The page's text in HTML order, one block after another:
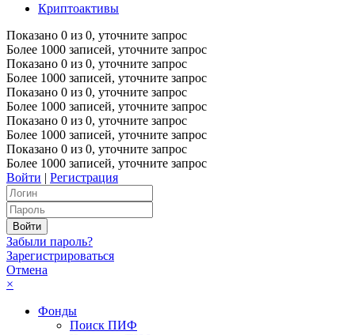
Криптоактивы
Показано 0 из 0, уточните запрос
Более 1000 записей, уточните запрос
Показано 0 из 0, уточните запрос
Более 1000 записей, уточните запрос
Показано 0 из 0, уточните запрос
Более 1000 записей, уточните запрос
Показано 0 из 0, уточните запрос
Более 1000 записей, уточните запрос
Показано 0 из 0, уточните запрос
Более 1000 записей, уточните запрос
Войти | Регистрация
Забыли пароль?
Зарегистрироваться
Отмена
×
Фонды
Поиск ПИФ